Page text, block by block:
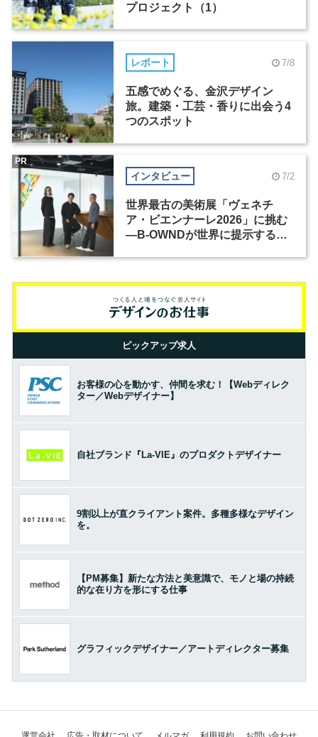
プロジェクト（1）
レポート 7/8
五感でめぐる、金沢デザイン
旅。建築・工芸・香りに出会う4
つのスポット
インタビュー 7/2
世界最古の美術展「ヴェネチ
ア・ビエンナーレ2026」に挑む
―B-OWNDが世界に提示する美
PR
ピックアップ求人
お客様の心を動かす、仲間を求む！【Webディレク
ター／Webデザイナー】
自社ブランド『La-VIE』のプロダクトデザイナー
9割以上が直クライアント案件。多種多様なデザイン
を。
【PM募集】新たな方法と美意識で、モノと場の持続
的な在り方を形にする仕事
グラフィックデザイナー／アートディレクター募集